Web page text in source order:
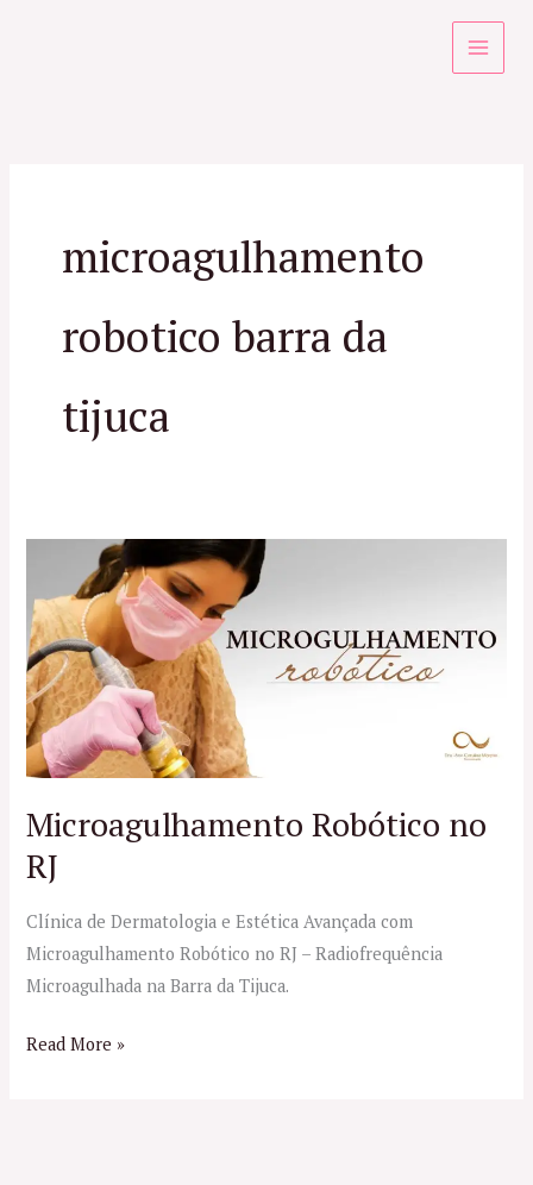
microagulhamento
robotico barra da
tijuca
Microagulhamento Robótico no
RJ
Clínica de Dermatologia e Estética Avançada com
Microagulhamento Robótico no RJ – Radiofrequência
Microagulhada na Barra da Tijuca.
Microagulhamento
Robótico
no
RJ
Read More »